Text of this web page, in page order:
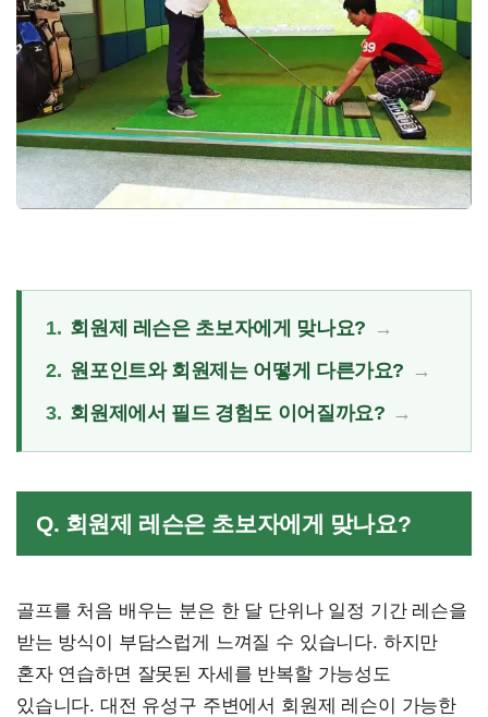
1. 회원제 레슨은 초보자에게 맞나요?
2. 원포인트와 회원제는 어떻게 다른가요?
3. 회원제에서 필드 경험도 이어질까요?
Q. 회원제 레슨은 초보자에게 맞나요?
골프를 처음 배우는 분은 한 달 단위나 일정 기간 레슨을
받는 방식이 부담스럽게 느껴질 수 있습니다. 하지만
혼자 연습하면 잘못된 자세를 반복할 가능성도
있습니다. 대전 유성구 주변에서 회원제 레슨이 가능한